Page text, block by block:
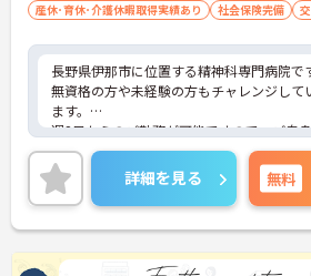
産休･育休･介護休暇取得実績あり
社会保険完備
長野県伊那市に位置する精神科専門病院で
無資格の方や未経験の方もチャレンジして
ます。
週2日からのご勤務が可能ですので、ご自
スタイルに合わせて無理のない範囲で働い
けます。
ご興味のある方には、面接対策ポイントな
に詳細をお話しいたしますのでお気軽にご
さい！
詳細を見る 無料